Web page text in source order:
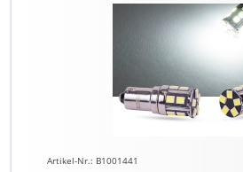
Artikel-Nr.: B1001441